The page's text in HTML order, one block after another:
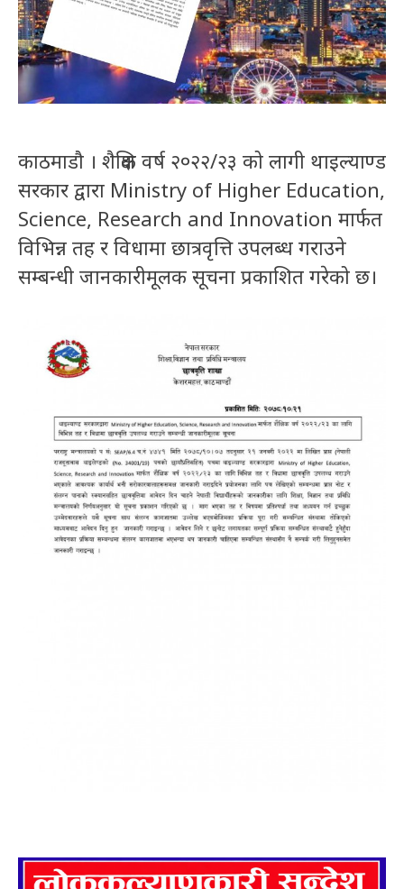
काठमाडौ । शैक्षिक वर्ष २०२२/२३ को लागी थाइल्याण्ड
सरकार द्वारा Ministry of Higher Education,
Science, Research and Innovation मार्फत
विभिन्न तह र विधामा छात्रवृत्ति उपलब्ध गराउने
सम्बन्धी जानकारीमूलक सूचना प्रकाशित गरेको छ।